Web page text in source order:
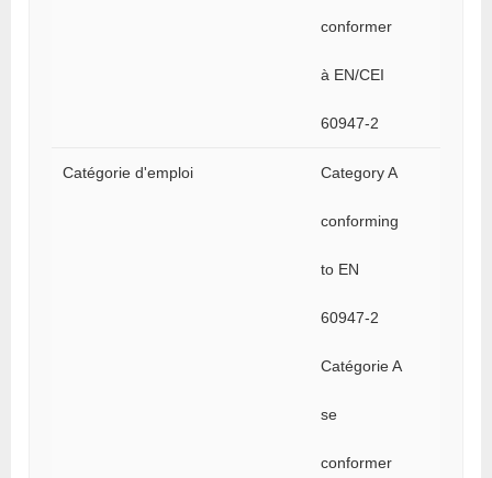
conformer
à EN/CEI
60947-2
Catégorie d'emploi Category A
conforming
to EN
60947-2
Catégorie A
se
conformer